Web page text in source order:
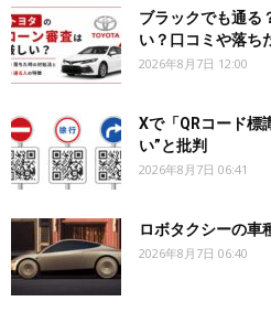
ブラックでも通る
い？口コミや落ち
2026年8月7日 12:00
Xで「QRコード標
い”と批判
2026年8月7日 06:41
ロボタクシーの車
2026年8月7日 06:40